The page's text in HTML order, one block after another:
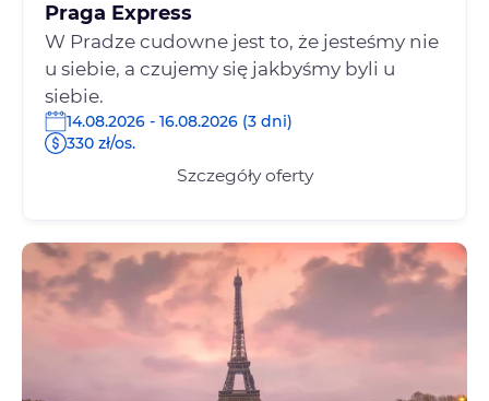
Praga Express
W Pradze cudowne jest to, że jesteśmy nie
u siebie, a czujemy się jakbyśmy byli u
siebie.
14.08.2026 - 16.08.2026 (3 dni)
330 zł/os.
Szczegóły oferty